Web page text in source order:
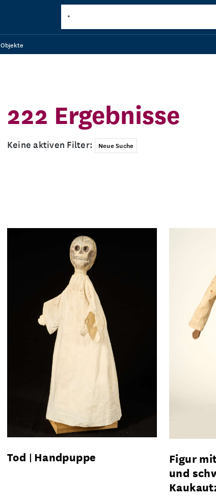
Objekte
222 Ergebnisse
Keine aktiven Filter: Neue Suche
Tod Handpuppe
Figur
und